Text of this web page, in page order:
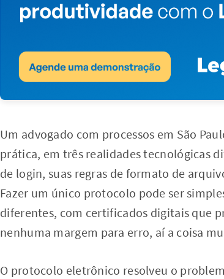
Um advogado com processos em São
prática, em três realidades tecnológicas
de login, suas regras de formato de
Fazer um único protocolo pode ser
diferentes, com certificados digitais que
nenhuma margem para erro, aí a coisa
O protocolo eletrônico resolveu o